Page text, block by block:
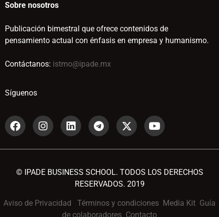
Sobre nosotros
Publicación bimestral que ofrece contenidos de
pensamiento actual con énfasis en empresa y humanismo.
Contáctanos: istmo@ipade.mx
Síguenos
© IPADE BUSINESS SCHOOL. TODOS LOS DERECHOS
RESERVADOS. 2019
Aviso de Privacidad Términos y condiciones Media Kit Guía
de colaboradores Contacto